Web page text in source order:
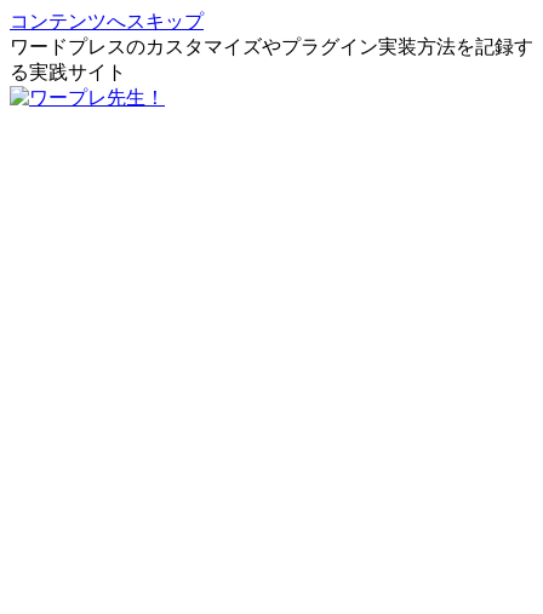
コンテンツへスキップ
ワードプレスのカスタマイズやプラグイン実装方法を記録す
る実践サイト